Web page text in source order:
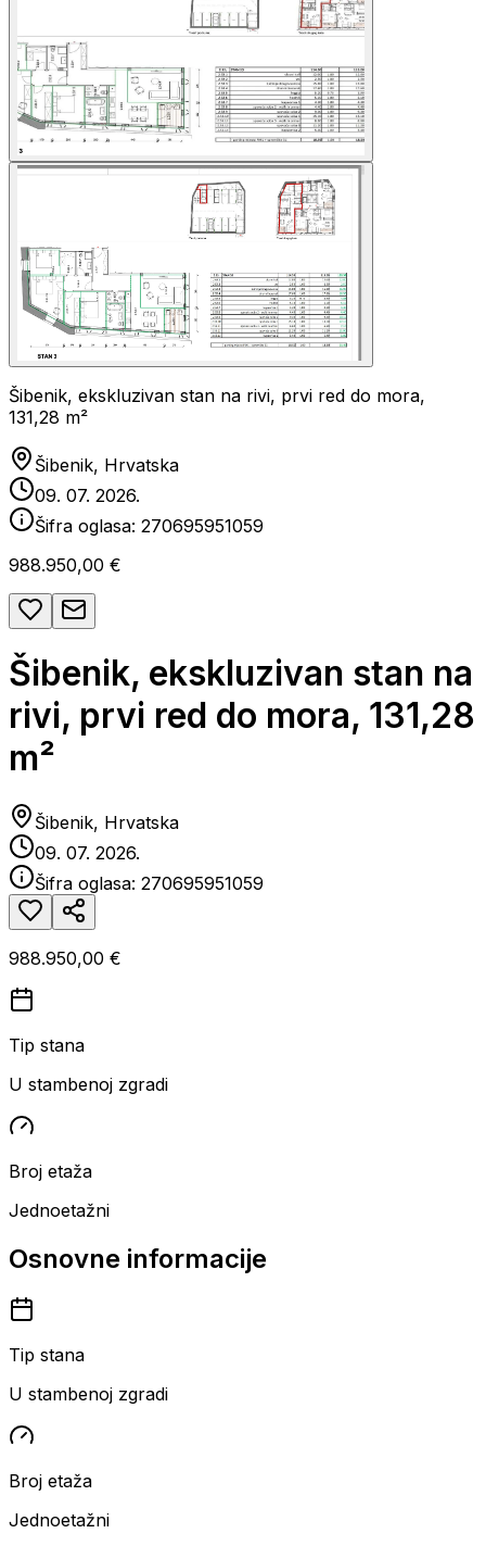
Šibenik, ekskluzivan stan na rivi, prvi red do mora,
131,28 m²
Šibenik, Hrvatska
09. 07. 2026.
Šifra oglasa: 270695951059
988.950,00 €
Šibenik, ekskluzivan stan na
rivi, prvi red do mora, 131,28
m²
Šibenik, Hrvatska
09. 07. 2026.
Šifra oglasa: 270695951059
988.950,00 €
Tip stana
U stambenoj zgradi
Broj etaža
Jednoetažni
Osnovne informacije
Tip stana
U stambenoj zgradi
Broj etaža
Jednoetažni